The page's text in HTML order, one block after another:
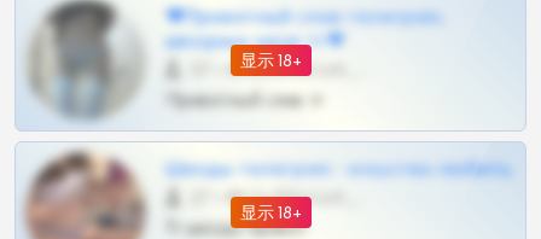
显示 18+
❤Приватный слив телеграм,
шкодных шкур тг❤
显示 18+
Шкоды телеграм - искуство любить
Тг шкоды приват